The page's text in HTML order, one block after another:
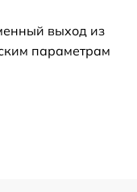
выход из
параметрам